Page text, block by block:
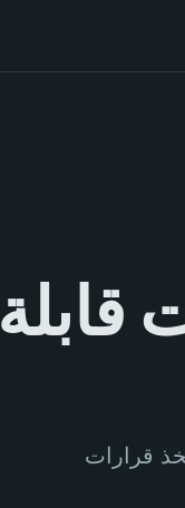
قابلة
قرارات